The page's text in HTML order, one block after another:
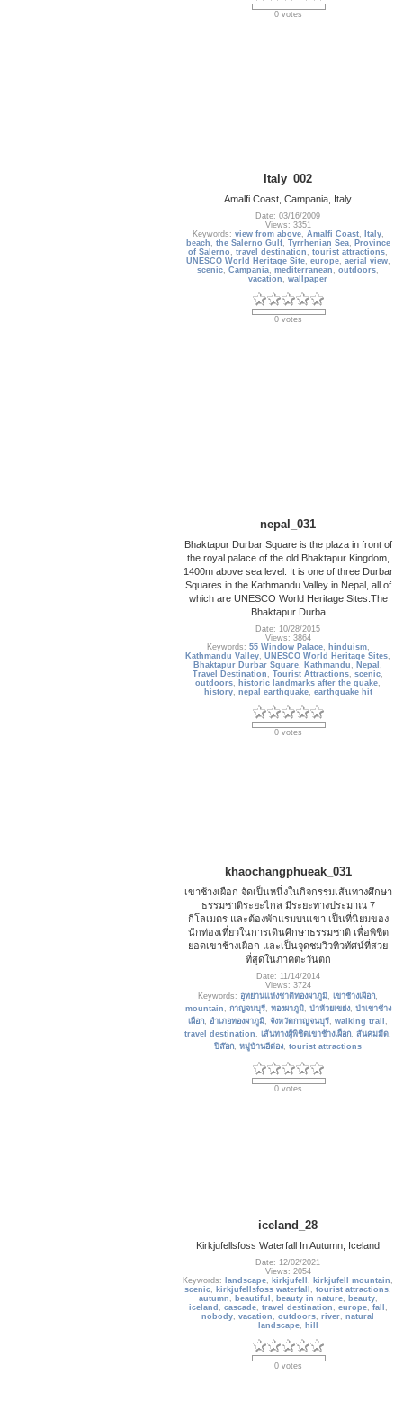
0 votes
Italy_002
Amalfi Coast, Campania, Italy
Date: 03/16/2009
Views: 3351
Keywords: view from above, Amalfi Coast, Italy,
beach , the Salerno Gulf, Tyrrhenian Sea, Province
of Salerno ,travel destination ,tourist attractions,
UNESCO World Heritage Site, europe, aerial view,
scenic,Campania,mediterranean ,outdoors,
vacation ,wallpaper
0 votes
nepal_031
Bhaktapur Durbar Square is the plaza in front of
the royal palace of the old Bhaktapur Kingdom,
1400m above sea level. It is one of three Durbar
Squares in the Kathmandu Valley in Nepal, all of
which are UNESCO World Heritage Sites.The
Bhaktapur Durba
Date: 10/28/2015
Views: 3864
Keywords: 55 Window Palace, hinduism,
Kathmandu Valley,UNESCO World Heritage Sites,
Bhaktapur Durbar Square, Kathmandu , Nepal ,
Travel Destination ,Tourist Attractions,scenic,
outdoors, historic landmarks after the quake,
history, nepal earthquake, earthquake hit
0 votes
khaochangphueak_031
เขาช้างเผือก จัดเป็นหนึ่งในกิจกรรมเส้นทางศึกษา
ธรรมชาติระยะไกล มีระยะทางประมาณ 7
กิโลเมตร และต้องพักแรมบนเขา เป็นที่นิยมของ
นักท่องเที่ยวในการเดินศึกษาธรรมชาติ เพื่อพิชิต
ยอดเขาช้างเผือก และเป็นจุดชมวิวทิวทัศน์ที่สวย
ที่สุดในภาคตะวันตก
Date: 11/14/2014
Views: 3724
Keywords: อุทยานแห่งชาติทองผาภูมิ,เขาช้างเผือก,
mountain , กาญจนบุรี, ทองผาภูมิ, ป่าห้วยเขย่ง, ป่าเขาช้าง
เผือก, อำเภอทองผาภูมิ,จังหวัดกาญจนบุรี,walking trail ,
travel destination ,เส้นทางผู้พิชิตเขาช้างเผือก,สันคมมีด,
ปิล๊อก,หมู่บ้านอีต่อง,tourist attractions
0 votes
iceland_28
Kirkjufellsfoss Waterfall In Autumn, Iceland
Date: 12/02/2021
Views: 2054
Keywords:
landscape, kirkjufell , kirkjufell mountain ,
scenic, kirkjufellsfoss waterfall ,tourist attractions,
autumn , beautiful , beauty in nature, beauty,
iceland , cascade, travel destination , europe, fall ,
nobody,vacation ,outdoors,river,natural
landscape, hill
0 votes